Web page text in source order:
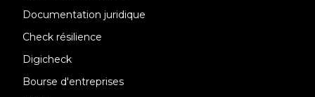
Documentation juridique
Check résilience
Digicheck
Bourse d'entreprises